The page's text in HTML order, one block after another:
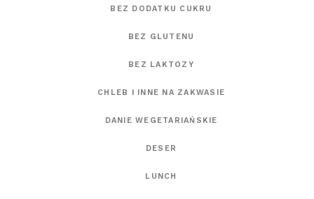
BEZ DODATKU CUKRU
BEZ GLUTENU
BEZ LAKTOZY
CHLEB I INNE NA ZAKWASIE
DANIE WEGETARIAŃSKIE
DESER
LUNCH